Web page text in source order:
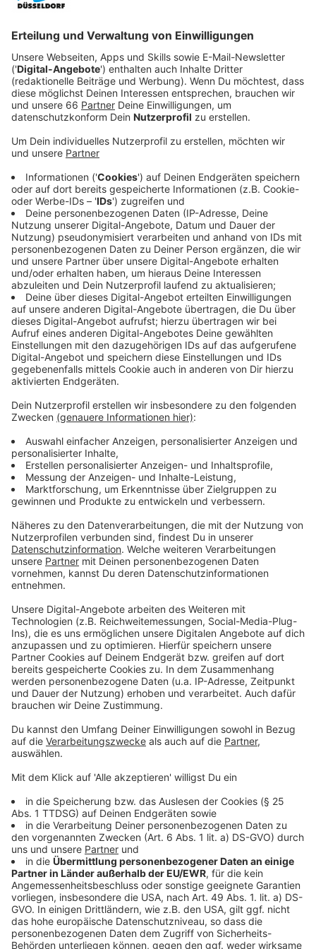
Anzeige
Doch Sohnemann genießt das „Dolce Vita“ in vollen
Zügen und denkt gar nicht daran, mit seiner Freundin
Marge (Dakota Fanning) nach Hause zurückzukehren.
Und Tom? Dem gefällt das Leben in Italien auch sehr
schnell. Doch seine Vergangenheit holt ihn ein und
damit ein Leben aus Täuschung, Betrug und Mord.
Streaming-Dienst: Netflix
Anzeige
Wir benötigen Ihre
Zustimmung, um den YouTube
Video-Service zu laden!
Wir verwenden einen Service eines
einzubetten. Dieser Service kann
sammeln. Bitte lesen Sie die
Details durch und stimmen Sie der
Nutzung des Service zu, um dieses
Video anzusehen.
Mehr Informationen
Akzeptieren
Management Platform
Schiffsbauunternehmer Herbert Greenleaf (Kenneth
Lonergan) heuert Tom Ripley an. Noch ahnt er nicht,
dass das keine gute Idee war.
© Copyright: Netflix
Tom versucht Richard und Marge zu überreden, in die
Staaten zurückzukehren.
Anzeige
©Copyright: Netflix
Italien ist ein wunderbarer Ort zu Leben - vor allem,
wenn einem aus der Heimat Ungemach droht.
Anzeige